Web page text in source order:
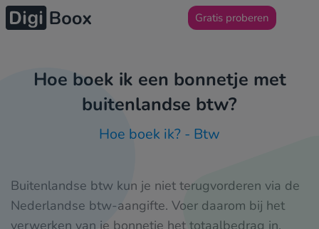
Gratis proberen
Hoe boek ik een bonnetje met
buitenlandse btw?
Hoe boek ik? - Btw
Buitenlandse btw kun je niet terugvorderen via de
Nederlandse btw-aangifte. Voer daarom bij het
verwerken van je bonnetje het totaalbedrag in,